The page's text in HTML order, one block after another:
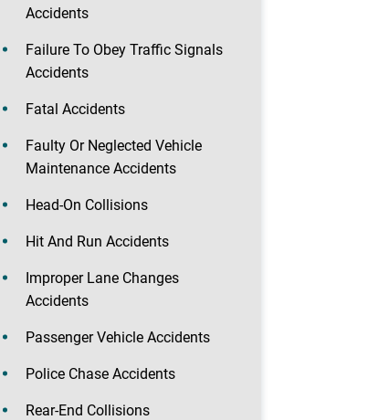
Accidents
Failure To Obey Traffic Signals
Accidents
Fatal Accidents
Faulty Or Neglected Vehicle
Maintenance Accidents
Head-On Collisions
Hit And Run Accidents
Improper Lane Changes
Accidents
Passenger Vehicle Accidents
Police Chase Accidents
Rear-End Collisions